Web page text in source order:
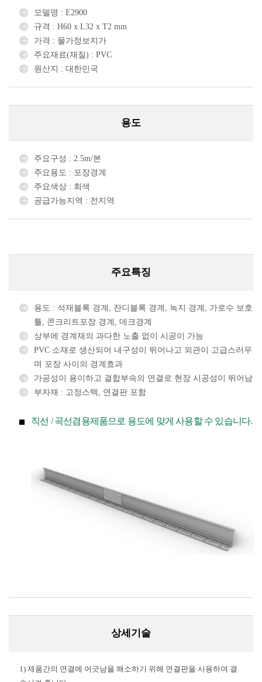
모델명 : E2900
규격 : H60 x L32 x T2 mm
가격 : 물가정보지가
주요재료(재질) : PVC
원산지 : 대한민국
용도
주요구성 : 2.5m/본
주요용도 : 포장경계
주요색상 : 회색
공급가능지역 : 전지역
주요특징
용도 : 석재블록 경계, 잔디블록 경계, 녹지 경계, 가로수 보호
틀, 콘크리트포장 경계, 데크경계
상부에 경계재의 과다한 노출 없이 시공이 가능
PVC 소재로 생산되어 내구성이 뛰어나고 외관이 고급스러우
며 포장 사이의 경계효과
가공성이 용이하고 결합부속의 연결로 현장 시공성이 뛰어남
부자재 : 고정스텍, 연결판 포함
직선 / 곡선겸용제품으로 용도에 맞게 사용할 수 있습니다.
상세기술
1) 제품간의 연결에 어긋남을 해소하기 위해 연결판을 사용하여 결